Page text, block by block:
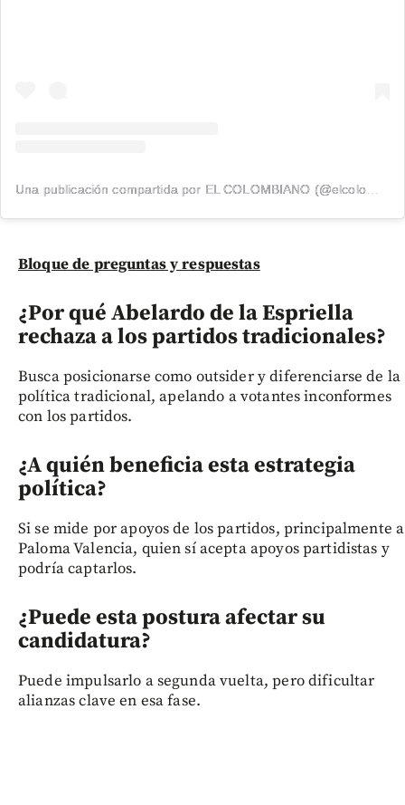
Una publicación compartida por EL COLOMBIANO (@elcolombiano_)
Bloque de preguntas y respuestas
¿Por qué Abelardo de la Espriella
rechaza a los partidos tradicionales?
Busca posicionarse como outsider y diferenciarse de la
política tradicional, apelando a votantes inconformes
con los partidos.
¿A quién beneficia esta estrategia
política?
Si se mide por apoyos de los partidos, principalmente a
Paloma Valencia, quien sí acepta apoyos partidistas y
podría captarlos.
¿Puede esta postura afectar su
candidatura?
Puede impulsarlo a segunda vuelta, pero dificultar
alianzas clave en esa fase.